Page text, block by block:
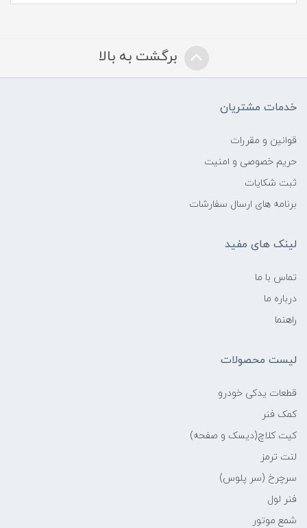
برگشت به بالا
خدمات مشتریان
قوانین و مقررات
حریم خصوصی و امنیت
ثبت شکایات
برنامه های ارسال سفارشات
لینک های مفید
تماس با ما
درباره ما
راهنما
لیست محصولات
قطعات یدکی خودرو
کمک فنر
کیت کلاچ(دیسک و صفحه)
لنت ترمز
سرچرخ (سر پلوس)
فنر لول
شمع موتور